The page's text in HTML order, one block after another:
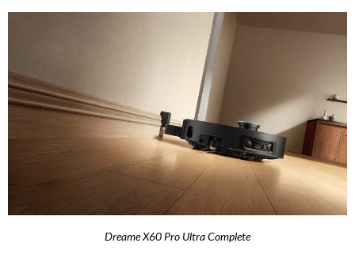
Dreame X60 Pro Ultra Complete